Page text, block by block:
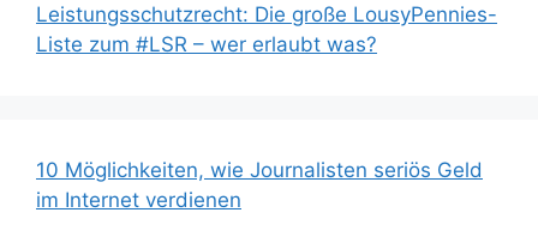
Leistungsschutzrecht: Die große LousyPennies-
Liste zum #LSR – wer erlaubt was?
10 Möglichkeiten, wie Journalisten seriös Geld
im Internet verdienen